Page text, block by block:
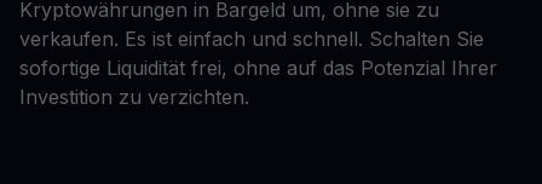
Kryptowährungen in Bargeld um, ohne sie zu
verkaufen. Es ist einfach und schnell. Schalten Sie
sofortige Liquidität frei, ohne auf das Potenzial Ihrer
Investition zu verzichten.